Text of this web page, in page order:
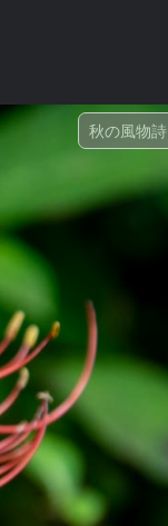
秋の風物詩